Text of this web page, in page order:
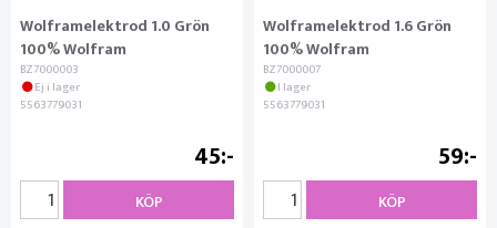
Wolframelektrod 1.0 Grön
100% Wolfram
BZ7000003
Ej i lager
5563779031
45
KÖP
Wolframelektrod 1.6 Grön
100% Wolfram
BZ7000007
I lager
5563779031
59
KÖP